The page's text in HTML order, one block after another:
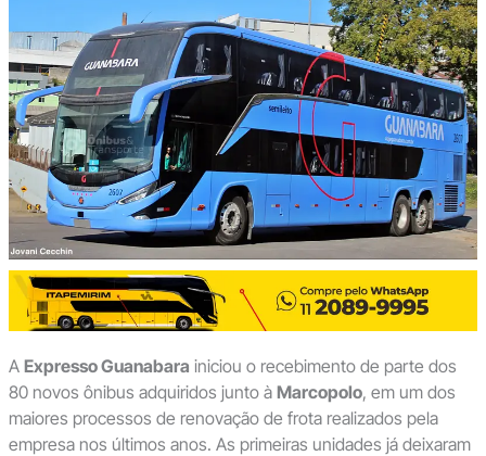
A Expresso Guanabara iniciou o recebimento de parte dos
80 novos ônibus adquiridos junto à Marcopolo, em um dos
maiores processos de renovação de frota realizados pela
empresa nos últimos anos. As primeiras unidades já deixaram